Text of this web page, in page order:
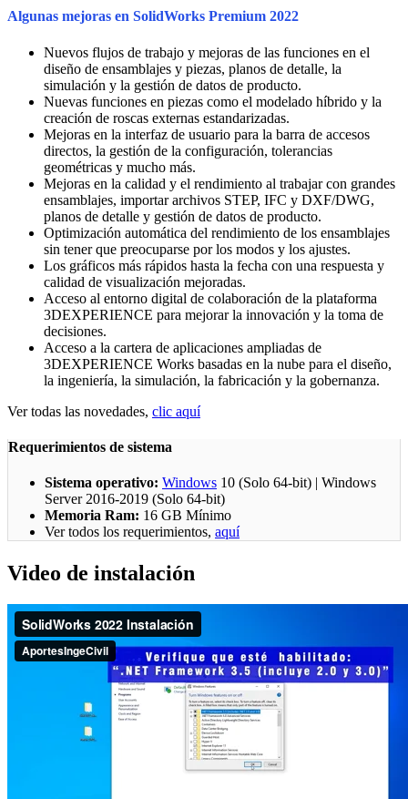
Algunas mejoras en SolidWorks Premium 2022
Nuevos flujos de trabajo y mejoras de las funciones en el
diseño de ensamblajes y piezas, planos de detalle, la
simulación y la gestión de datos de producto.
Nuevas funciones en piezas como el modelado híbrido y la
creación de roscas externas estandarizadas.
Mejoras en la interfaz de usuario para la barra de accesos
directos, la gestión de la configuración, tolerancias
geométricas y mucho más.
Mejoras en la calidad y el rendimiento al trabajar con grandes
ensamblajes, importar archivos STEP, IFC y DXF/DWG,
planos de detalle y gestión de datos de producto.
Optimización automática del rendimiento de los ensamblajes
sin tener que preocuparse por los modos y los ajustes.
Los gráficos más rápidos hasta la fecha con una respuesta y
calidad de visualización mejoradas.
Acceso al entorno digital de colaboración de la plataforma
3DEXPERIENCE para mejorar la innovación y la toma de
decisiones.
Acceso a la cartera de aplicaciones ampliadas de
3DEXPERIENCE Works basadas en la nube para el diseño,
la ingeniería, la simulación, la fabricación y la gobernanza.
Ver todas las novedades, clic aquí
Requerimientos de sistema
Sistema operativo: Windows 10 (Solo 64-bit) | Windows
Server 2016-2019 (Solo 64-bit)
Memoria Ram: 16 GB Mínimo
Ver todos los requerimientos, aquí
Video de instalación